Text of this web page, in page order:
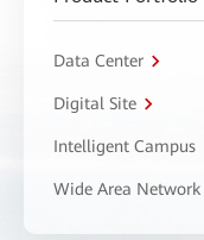
Data Center
Digital Site
Intelligent Campus
Wide Area Network